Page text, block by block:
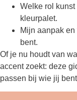
Welke rol
kleurpalet.
Mijn aanpak
bent.
Of je nu houdt van
accent zoekt: deze
passen bij wie jij